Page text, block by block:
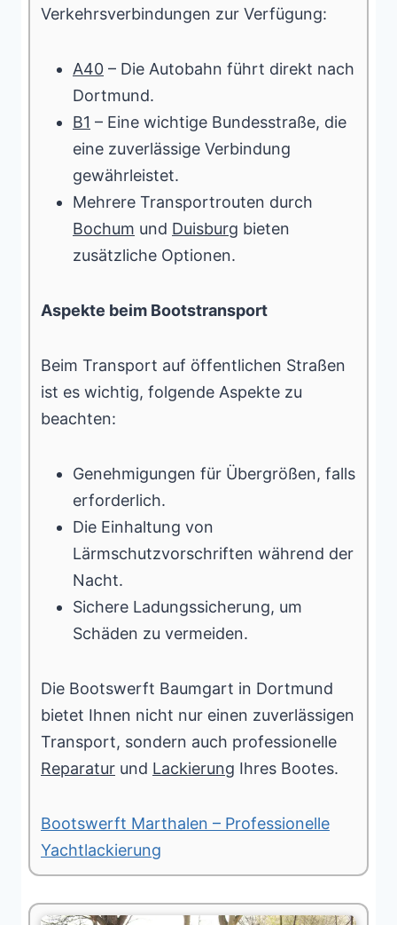
Verkehrsverbindungen zur Verfügung:
A40 – Die Autobahn führt direkt nach
Dortmund.
B1 – Eine wichtige Bundesstraße, die
eine zuverlässige Verbindung
gewährleistet.
Mehrere Transportrouten durch
Bochum und Duisburg bieten
zusätzliche Optionen.
Aspekte beim Bootstransport
Beim Transport auf öffentlichen Straßen
ist es wichtig, folgende Aspekte zu
beachten:
Genehmigungen für Übergrößen, falls
erforderlich.
Die Einhaltung von
Lärmschutzvorschriften während der
Nacht.
Sichere Ladungssicherung, um
Schäden zu vermeiden.
Die Bootswerft Baumgart in Dortmund
bietet Ihnen nicht nur einen zuverlässigen
Transport, sondern auch professionelle
Reparatur und Lackierung Ihres Bootes.
Bootswerft Marthalen – Professionelle
Yachtlackierung